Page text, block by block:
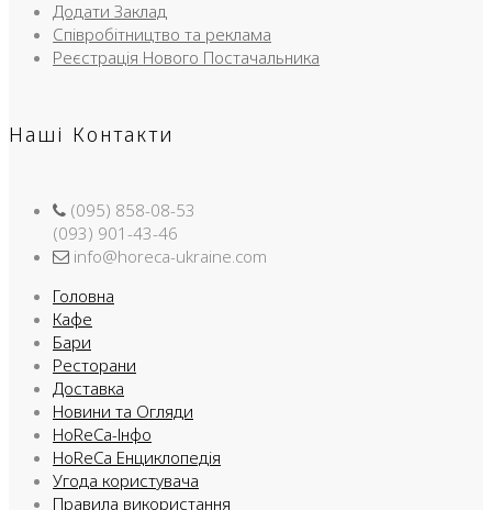
Додати Заклад
Співробітництво та реклама
Реєстрація Нового Постачальника
Наші Контакти
(095) 858-08-53
(093) 901-43-46
info@horeca-ukraine.com
Головна
Кафе
Бари
Ресторани
Доставка
Новини та Огляди
HoReCa-Інфо
HoReCa Енциклопедія
Угода користувача
Правила використання